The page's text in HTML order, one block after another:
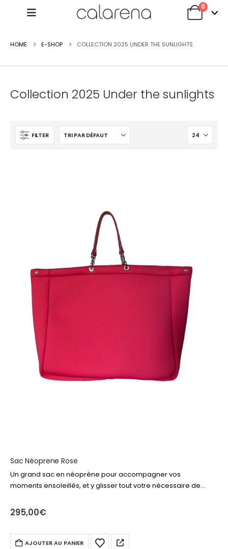
0
HOME E-SHOP COLLECTION 2025 UNDER THE SUNLIGHTS
Collection 2025 Under the sunlights
FILTER
Sac Néoprene Rose
Un grand sac en néoprène pour accompagner vos
moments ensoleillés, et y glisser tout votre nécessaire de
lunettes… tout y rentre…
295,00€
AJOUTER AU PANIER